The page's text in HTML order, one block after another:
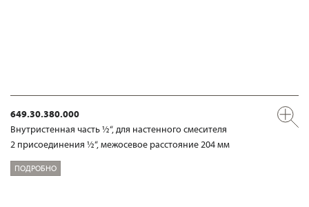
649.30.380.000
Внутристенная часть ½“, для настенного смесителя
2 присоединения ½“, межосевое расстояние 204 мм
ПОДРОБНО